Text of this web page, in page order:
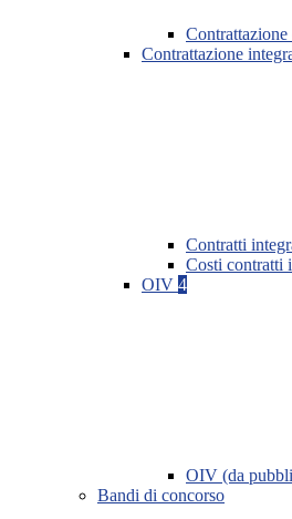
Contrattazione
Contratti
Costi contratti
OIV 4
OIV (da
Bandi di concorso